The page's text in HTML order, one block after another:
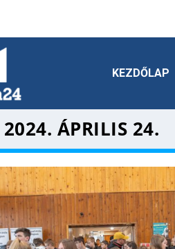
KEZDŐLAP
2024. ÁPRILIS 24.